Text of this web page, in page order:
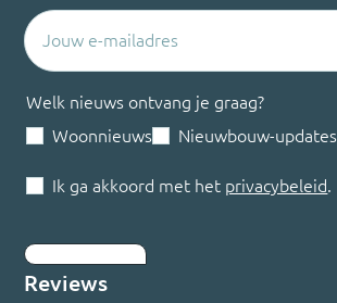
Welk nieuws ontvang je graag?
Woonnieuws
Nieuwbouw-updates
Ik ga akkoord met het privacybeleid
Reviews